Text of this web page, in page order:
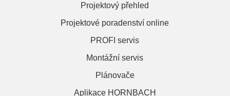
Projektový přehled
Projektové poradenství online
PROFI servis
Montážní servis
Plánovače
Aplikace HORNBACH